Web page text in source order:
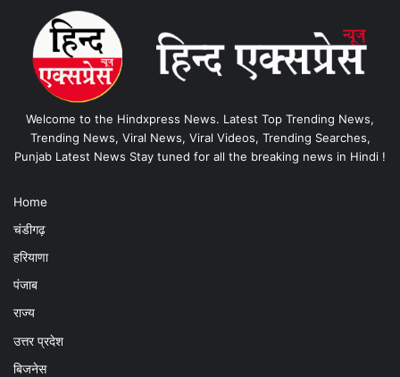
Welcome to the Hindxpress News. Latest Top Trending News,
Trending News, Viral News, Viral Videos, Trending Searches,
Punjab Latest News Stay tuned for all the breaking news in Hindi !
Home
चंडीगढ़
हरियाणा
पंजाब
राज्य
उत्तर प्रदेश
बिजनेस